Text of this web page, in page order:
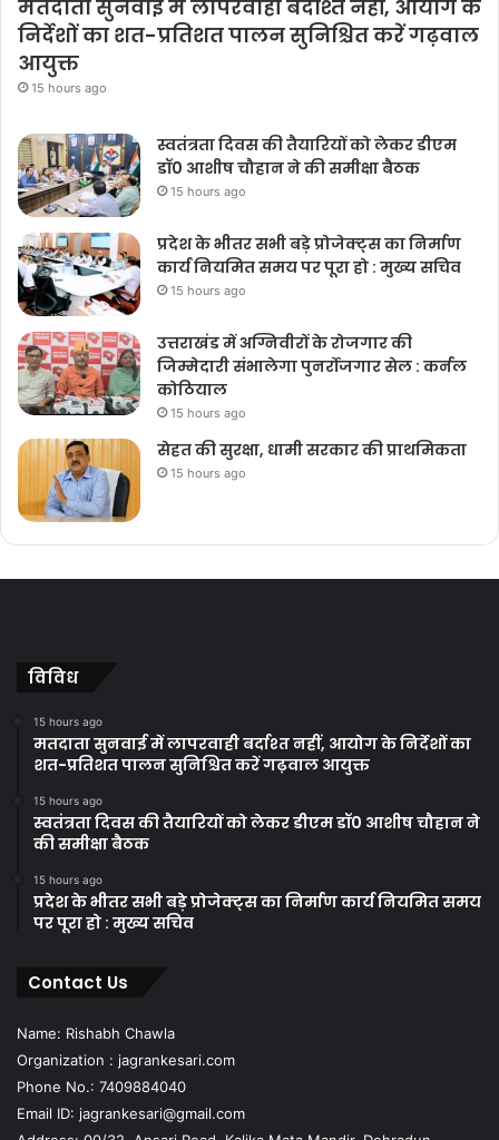
मतदाता सुनवाई में लापरवाही बर्दाश्त नहीं, आयोग के
निर्देशों का शत-प्रतिशत पालन सुनिश्चित करें गढ़वाल
आयुक्त
15 hours ago
स्वतंत्रता दिवस की तैयारियों को लेकर डीएम
डॉ0 आशीष चौहान ने की समीक्षा बैठक
15 hours ago
प्रदेश के भीतर सभी बड़े प्रोजेक्ट्स का निर्माण
कार्य नियमित समय पर पूरा हो : मुख्य सचिव
15 hours ago
उत्तराखंड में अग्निवीरों के रोजगार की
जिम्मेदारी संभालेगा पुनर्रोजगार सेल : कर्नल
कोठियाल
15 hours ago
सेहत की सुरक्षा, धामी सरकार की प्राथमिकता
15 hours ago
विविध
15 hours ago
मतदाता सुनवाई में लापरवाही बर्दाश्त नहीं, आयोग के निर्देशों का
शत-प्रतिशत पालन सुनिश्चित करें गढ़वाल आयुक्त
15 hours ago
स्वतंत्रता दिवस की तैयारियों को लेकर डीएम डॉ0 आशीष चौहान ने
की समीक्षा बैठक
15 hours ago
प्रदेश के भीतर सभी बड़े प्रोजेक्ट्स का निर्माण कार्य नियमित समय
पर पूरा हो : मुख्य सचिव
Contact Us
Name: Rishabh Chawla
Organization : jagrankesari.com
Phone No.: 7409884040
Email ID: jagrankesari@gmail.com